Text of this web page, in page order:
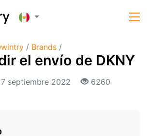
/ Brands /
el envío de DKNY
7 septiembre 2022 6260